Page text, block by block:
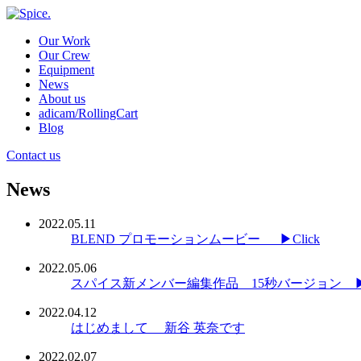
Our Work
Our Crew
Equipment
News
About us
adicam/RollingCart
Blog
Contact us
News
2022.05.11
BLEND プロモーションムービー ▶Click
2022.05.06
スパイス新メンバー編集作品 15秒バージョン
2022.04.12
はじめまして 新谷 英奈です
2022.02.07